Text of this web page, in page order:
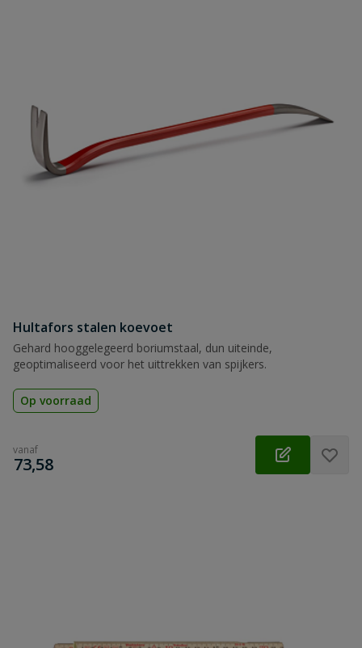
Hultafors stalen koevoet
Gehard hooggelegeerd boriumstaal, dun uiteinde,
geoptimaliseerd voor het uittrekken van spijkers.
Op voorraad
vanaf
€
73,58